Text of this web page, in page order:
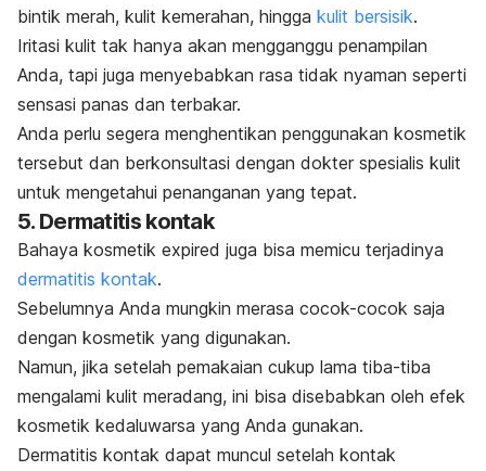
bintik merah, kulit kemerahan, hingga kulit bersisik.
Iritasi kulit tak hanya akan mengganggu penampilan
Anda, tapi juga menyebabkan rasa tidak nyaman seperti
sensasi panas dan terbakar.
Anda perlu segera menghentikan penggunakan kosmetik
tersebut dan berkonsultasi dengan dokter spesialis kulit
untuk mengetahui penanganan yang tepat.
5. Dermatitis kontak
Bahaya kosmetik expired juga bisa memicu terjadinya
dermatitis kontak.
Sebelumnya Anda mungkin merasa cocok-cocok saja
dengan kosmetik yang digunakan.
Namun, jika setelah pemakaian cukup lama tiba-tiba
mengalami kulit meradang, ini bisa disebabkan oleh efek
kosmetik kedaluwarsa yang Anda gunakan.
Dermatitis kontak dapat muncul setelah kontak